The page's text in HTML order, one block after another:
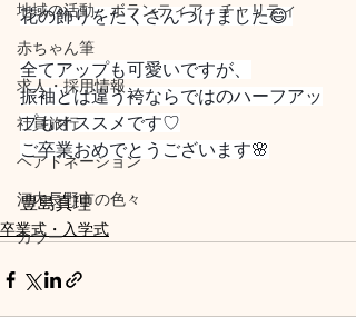
地域の活動・ボランティア・チャリティ
赤ちゃん筆
求人・採用情報
社員旅行
ヘアドネーション
河内長野市の色々
カラー
花の飾りをたくさんつけました😄
全てアップも可愛いですが、
振袖とは違う袴ならではのハーフアッ
プもオススメです♡
ご卒業おめでとうございます🌸
豊島真理
卒業式・入学式